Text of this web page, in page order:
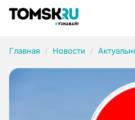
Главная Новости